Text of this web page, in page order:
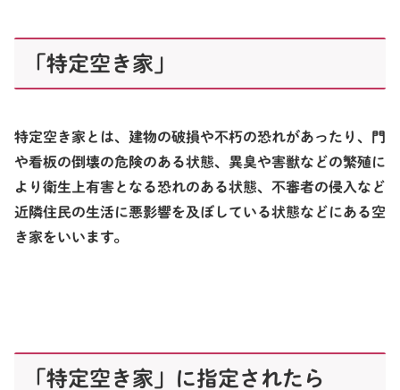
「特定空き家」
特定空き家とは、建物の破損や不朽の恐れがあったり、門
や看板の倒壊の危険のある状態、異臭や害獣などの繁殖に
より衛生上有害となる恐れのある状態、不審者の侵入など
近隣住民の生活に悪影響を及ぼしている状態などにある空
き家をいいます。
「特定空き家」に指定されたら